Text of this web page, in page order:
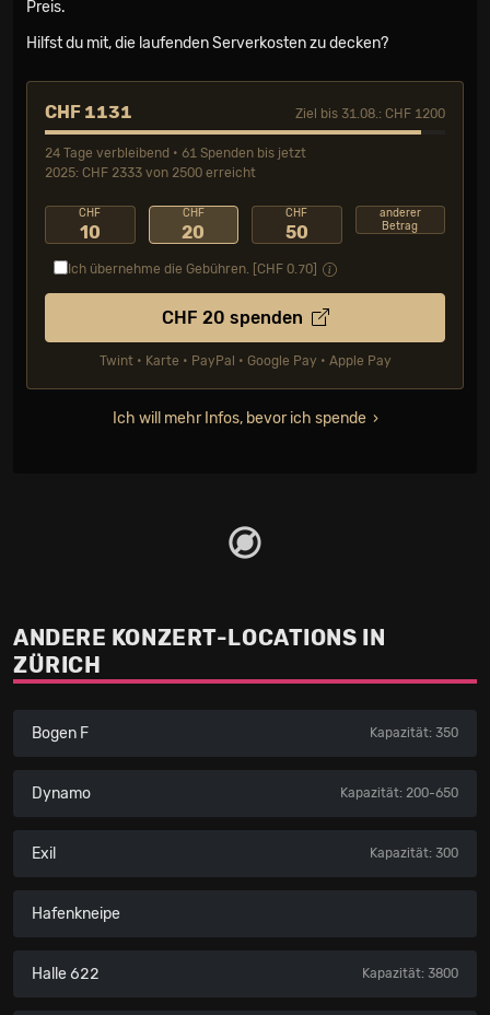
Preis.
Hilfst du mit, die laufenden Serverkosten zu decken?
CHF 1131 Ziel bis 31.08.: CHF 1200
24 Tage verbleibend • 61 Spenden bis jetzt
2025: CHF 2333 von 2500 erreicht
CHF
10
CHF
20
CHF
50
anderer
Betrag
Ich übernehme die Gebühren. [CHF 0.70
CHF 20 spenden
Twint • Karte • PayPal • Google Pay • Apple Pay
Ich will mehr Infos, bevor ich spende
ANDERE KONZERT-LOCATIONS IN
ZÜRICH
Bogen F Kapazität: 350
Dynamo Kapazität: 200-650
Exil Kapazität: 300
Hafenkneipe
Halle 622 Kapazität: 3800